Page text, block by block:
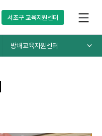
서초구교육지원센터
방배교육지원센터